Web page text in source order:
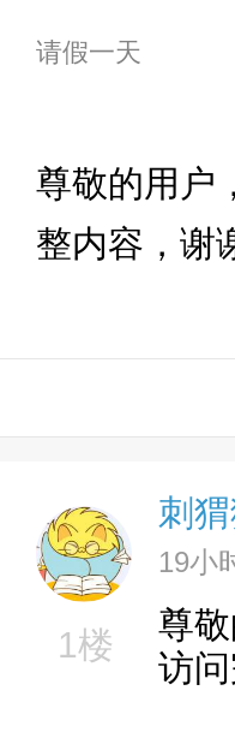
请假一天
尊敬的用户
整内容，谢
1楼
刺
19小
尊
访